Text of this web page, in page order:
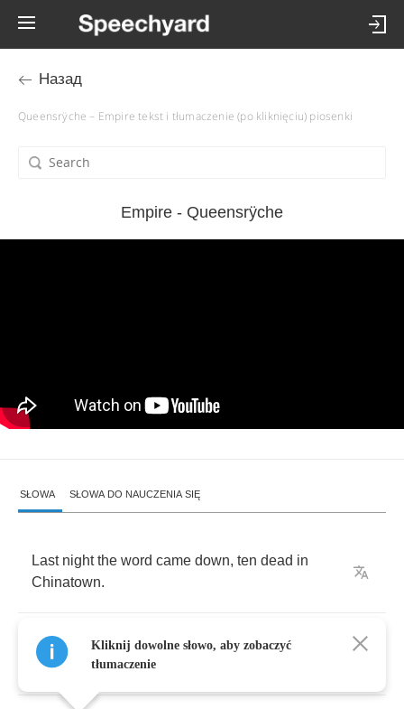
Назад
Queensrÿche – Empire tekst i tłumaczenie (po kliknięciu) piosenki
Empire - Queensrÿche
SŁOWA SŁOWA DO NAUCZENIA SIĘ
Last night the word came down, ten dead in
Chinatown.
Innocent ,their only crime was being in the
wrong
place,at the
Kliknij dowolne słowo, aby zobaczyć
tłumaczenie